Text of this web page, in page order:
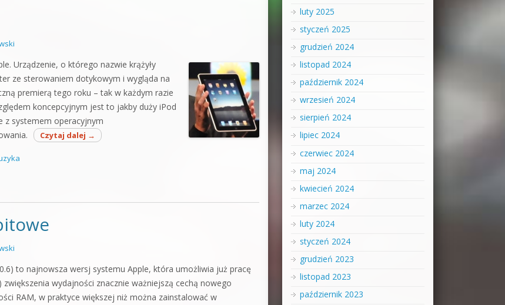
Urządzenie, o którego nazwie krążyły
ze sterowaniem dotykowym i wygląda na
premierą tego roku – tak w każdym razie
koncepcyjnym jest to jakby duży iPod
z systemem operacyjnym
Czytaj dalej →
to najnowsza wersj systemu Apple, która umożliwia już pracę
wydajności znacznie ważniejszą cechą nowego
RAM, w praktyce większej niż można zainstalować w
luty 2025
styczeń 2025
grudzień 2024
listopad 2024
październik 2024
wrzesień 2024
sierpień 2024
lipiec 2024
czerwiec 2024
maj 2024
kwiecień 2024
marzec 2024
luty 2024
styczeń 2024
grudzień 2023
listopad 2023
październik 2023